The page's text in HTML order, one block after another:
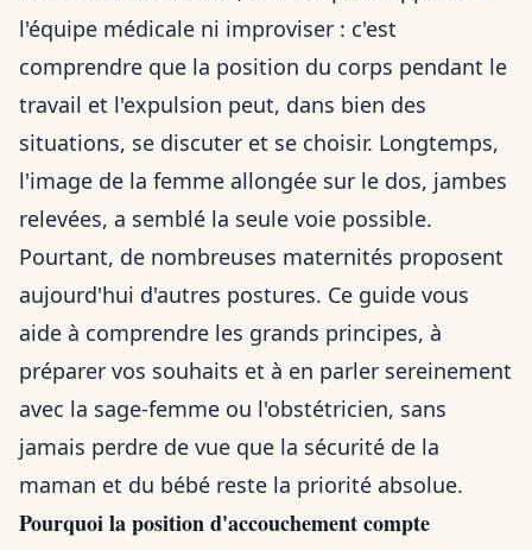
l'équipe médicale ni improviser : c'est
comprendre que la position du corps pendant le
travail et l'expulsion peut, dans bien des
situations, se discuter et se choisir. Longtemps,
l'image de la femme allongée sur le dos, jambes
relevées, a semblé la seule voie possible.
Pourtant, de nombreuses maternités proposent
aujourd'hui d'autres postures. Ce guide vous
aide à comprendre les grands principes, à
préparer vos souhaits et à en parler sereinement
avec la sage-femme ou l'obstétricien, sans
jamais perdre de vue que la sécurité de la
maman et du bébé reste la priorité absolue.
Pourquoi la position d'accouchement compte